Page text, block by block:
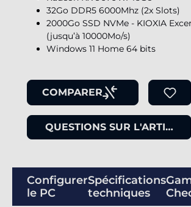
32Go DDR5 6000Mhz (2x Slots)
2000Go SSD NVMe - KIOXIA
(jusqu’à 10000Mo/s)
Windows 11 Home 64 bits
COMPARER
QUESTIONS SUR L'ARTICLE
Configurer
le PC
Spécifications
techniques